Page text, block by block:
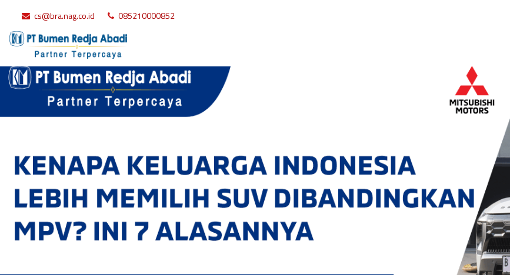
cs@bra.nag.co.id 085210000852